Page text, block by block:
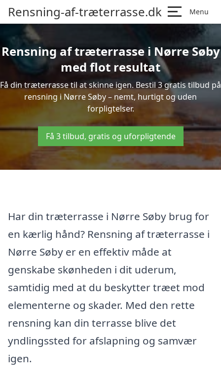
Rensning-af-træterrasse.dk Menu
Rensning af træterrasse i Nørre Søby
med flot resultat
Få din træterrasse til at skinne igen. Bestil 3 gratis tilbud på
rensning i Nørre Søby – nemt, hurtigt og uden
forpligtelser.
Få 3 tilbud, gratis og uforpligtende
Har din træterrasse i Nørre Søby brug for
en kærlig hånd? Rensning af træterrasse i
Nørre Søby er en effektiv måde at
genskabe skønheden i dit uderum,
samtidig med at du beskytter træet mod
elementerne og skader. Med den rette
rensning kan din terrasse blive det
yndlingssted for afslapning og samvær
igen.